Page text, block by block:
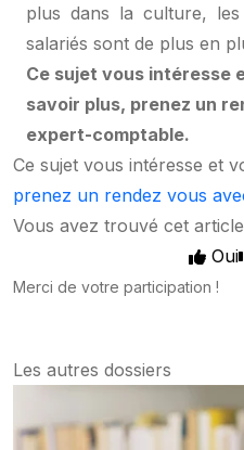
plus dans la culture,
salariés sont de plus en
Ce sujet vous intéresse
savoir plus, prenez un
expert-comptable.
Ce sujet vous intéresse et
prenez un rendez vous
Vous avez trouvé cet
Oui
Merci de votre participation !
Les autres dossiers